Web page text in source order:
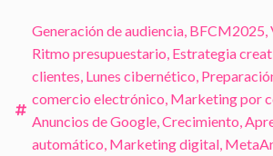
Generación de audiencia, BFCM2025,
Ritmo presupuestario, Estrategia
clientes, Lunes cibernético,
comercio electrónico, Marketing por
Anuncios de Google,Crecimiento,
automático, Marketing digital,